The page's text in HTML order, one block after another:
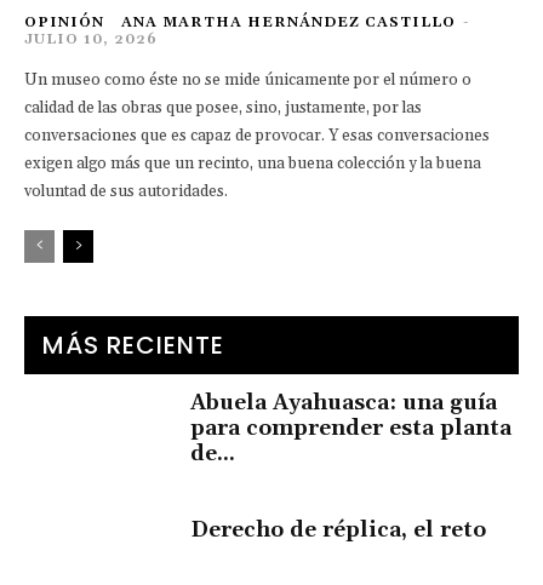
OPINIÓN ANA MARTHA HERNÁNDEZ CASTILLO -
JULIO 10, 2026
Un museo como éste no se mide únicamente por el número o
calidad de las obras que posee, sino, justamente, por las
conversaciones que es capaz de provocar. Y esas conversaciones
exigen algo más que un recinto, una buena colección y la buena
voluntad de sus autoridades.
MÁS RECIENTE
Abuela Ayahuasca: una guía
para comprender esta planta
de...
Derecho de réplica, el reto